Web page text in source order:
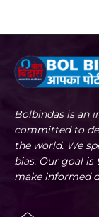
Bolbindas is an
committed to
the world. We
bias. Our goal
make informed